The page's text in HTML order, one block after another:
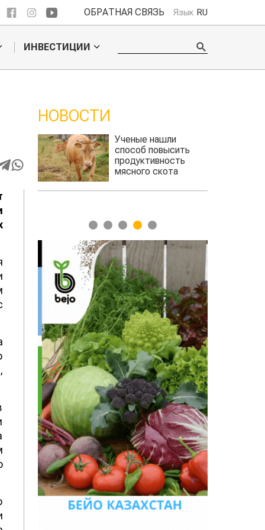
ОБРАТНАЯ СВЯЗЬ Язык RU
ИНВЕСТИЦИИ
НОВОСТИ
Ученые нашли
способ повысить
продуктивность
мясного скота
1 2 3 4 5